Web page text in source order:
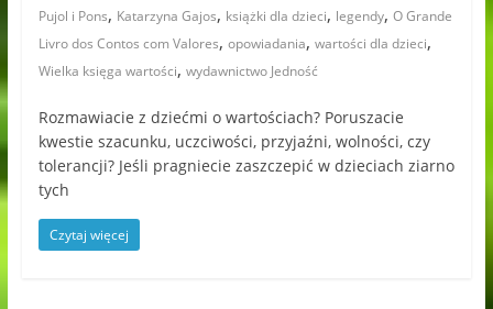
Pujol i Pons, Katarzyna Gajos, książki dla dzieci, legendy, O Grande
Livro dos Contos com Valores, opowiadania, wartości dla dzieci,
Wielka księga wartości, wydawnictwo Jedność
Rozmawiacie z dziećmi o wartościach? Poruszacie
kwestie szacunku, uczciwości, przyjaźni, wolności, czy
tolerancji? Jeśli pragniecie zaszczepić w dzieciach ziarno
tych
Czytaj więcej